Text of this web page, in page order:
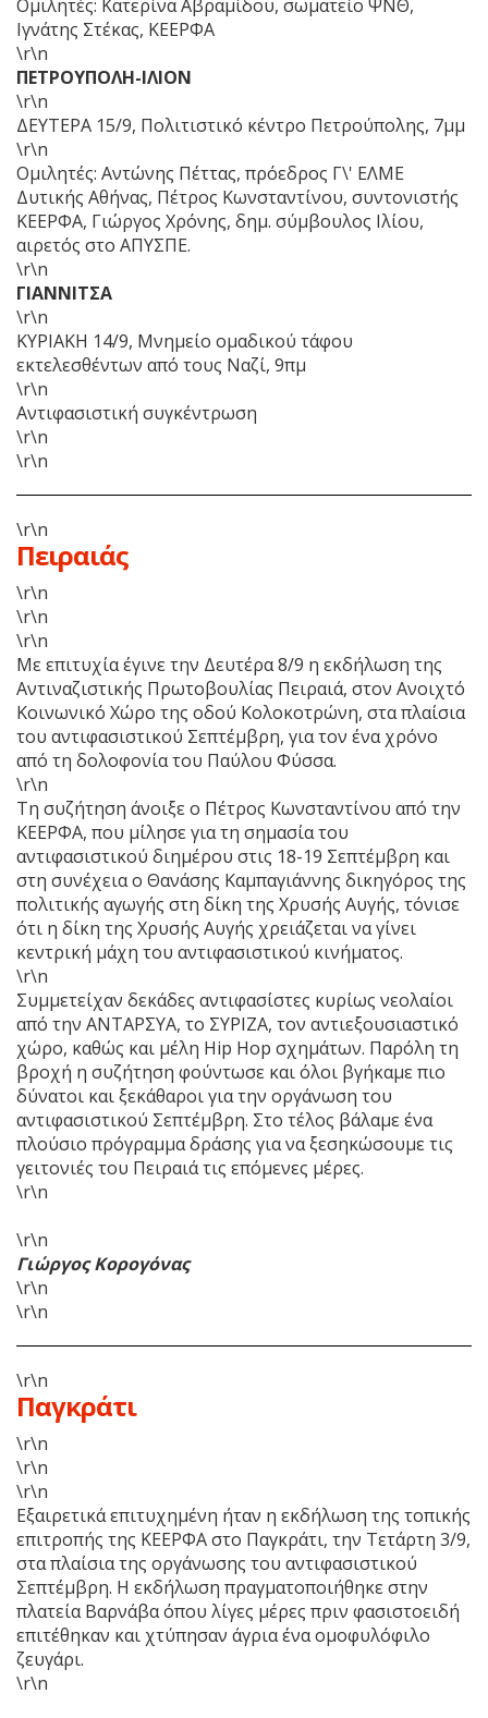
Ομιλητές: Κατερίνα Αβραμίδου, σωματείο ΨΝΘ,
Ιγνάτης Στέκας, ΚΕΕΡΦΑ
\r\n
ΠΕΤΡΟΥΠΟΛΗ-ΙΛΙΟΝ
\r\n
ΔΕΥΤΕΡΑ 15/9, Πολιτιστικό κέντρο Πετρούπολης, 7μμ
\r\n
Ομιλητές: Αντώνης Πέττας, πρόεδρος Γ\' ΕΛΜΕ
Δυτικής Αθήνας, Πέτρος Κωνσταντίνου, συντονιστής
ΚΕΕΡΦΑ, Γιώργος Χρόνης, δημ. σύμβουλος Ιλίου,
αιρετός στο ΑΠΥΣΠΕ.
\r\n
ΓΙΑΝΝΙΤΣΑ
\r\n
ΚΥΡΙΑΚΗ 14/9, Μνημείο ομαδικού τάφου
εκτελεσθέντων από τους Ναζί, 9πμ
\r\n
Αντιφασιστική συγκέντρωση
\r\n
\r\n
\r\n
Πειραιάς
\r\n
\r\n
\r\n
Με επιτυχία έγινε την Δευτέρα 8/9 η εκδήλωση της
Αντιναζιστικής Πρωτοβουλίας Πειραιά, στον Ανοιχτό
Κοινωνικό Χώρο της οδού Κολοκοτρώνη, στα πλαίσια
του αντιφασιστικού Σεπτέμβρη, για τον ένα χρόνο
από τη δολοφονία του Παύλου Φύσσα.
\r\n
Τη συζήτηση άνοιξε ο Πέτρος Κωνσταντίνου από την
ΚΕΕΡΦΑ, που μίλησε για τη σημασία του
αντιφασιστικού διημέρου στις 18-19 Σεπτέμβρη και
στη συνέχεια ο Θανάσης Καμπαγιάννης δικηγόρος της
πολιτικής αγωγής στη δίκη της Χρυσής Αυγής, τόνισε
ότι η δίκη της Χρυσής Αυγής χρειάζεται να γίνει
κεντρική μάχη του αντιφασιστικού κινήματος.
\r\n
Συμμετείχαν δεκάδες αντιφασίστες κυρίως νεολαίοι
από την ΑΝΤΑΡΣΥΑ, το ΣΥΡΙΖΑ, τον αντιεξουσιαστικό
χώρο, καθώς και μέλη Hip Hop σχημάτων. Παρόλη τη
βροχή η συζήτηση φούντωσε και όλοι βγήκαμε πιο
δύνατοι και ξεκάθαροι για την οργάνωση του
αντιφασιστικού Σεπτέμβρη. Στο τέλος βάλαμε ένα
πλούσιο πρόγραμμα δράσης για να ξεσηκώσουμε τις
γειτονιές του Πειραιά τις επόμενες μέρες.
\r\n
\r\n
Γιώργος Κορογόνας
\r\n
\r\n
\r\n
Παγκράτι
\r\n
\r\n
\r\n
Εξαιρετικά επιτυχημένη ήταν η εκδήλωση της τοπικής
επιτροπής της ΚΕΕΡΦΑ στο Παγκράτι, την Τετάρτη 3/9,
στα πλαίσια της οργάνωσης του αντιφασιστικού
Σεπτέμβρη. Η εκδήλωση πραγματοποιήθηκε στην
πλατεία Βαρνάβα όπου λίγες μέρες πριν φασιστοειδή
επιτέθηκαν και χτύπησαν άγρια ένα ομοφυλόφιλο
ζευγάρι.
\r\n